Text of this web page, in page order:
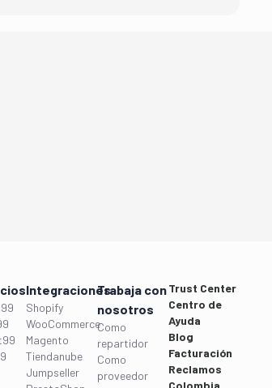
Integraciones
Shopify
WooCommerce
Magento
Tiendanube
Jumpseller
Trabaja con
nosotros
Como
repartidor
Como
proveedor
Trust Center
Centro de
Ayuda
Blog
Facturación
Reclamos
Colombia